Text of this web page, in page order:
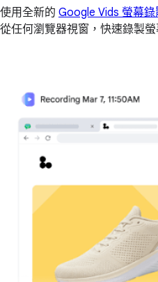
使用全新的 Google Vids 螢幕
從任何瀏覽器視窗，快速錄製螢